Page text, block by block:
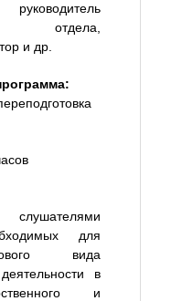
отдела,
и др.
для
вида
в
и